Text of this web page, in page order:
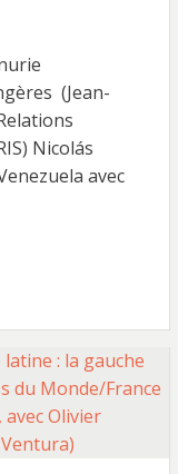
(Jean-
Nicolás
avec